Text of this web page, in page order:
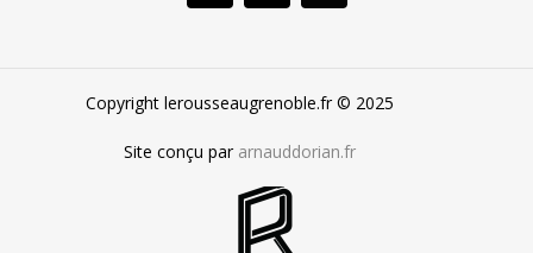
Copyright lerousseaugrenoble.fr © 2025
Site conçu par arnauddorian.fr